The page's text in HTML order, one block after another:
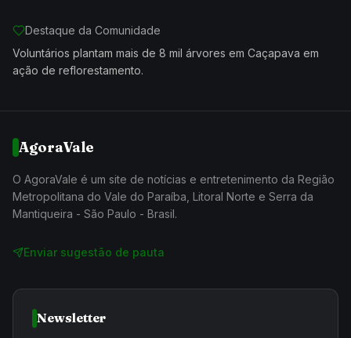
Destaque da Comunidade
Voluntários plantam mais de 8 mil árvores em Caçapava em
ação de reflorestamento.
AgoraVale
O AgoraVale é um site de notícias e entretenimento da Região
Metropolitana do Vale do Paraíba, Litoral Norte e Serra da
Mantiqueira - São Paulo - Brasil.
Enviar sugestão de pauta
Newsletter